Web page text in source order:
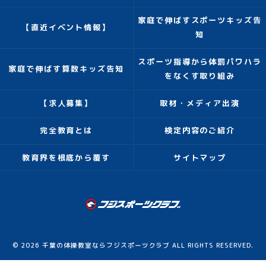
【直近イベント情報】
家庭で伸ばすスポーツキッズ告
知
家庭で伸ばす算数キッズ告知
スポーツ指導から体罰パワハラ
をなくす取り組み
【求人募集】 取材・メディア出演
完全教育とは 検定内容のご紹介
教育界を根底から覆す サイトマップ
© 2026 千葉の体操教室ならフジスポーツクラブ ALL RIGHTS RESERVED.